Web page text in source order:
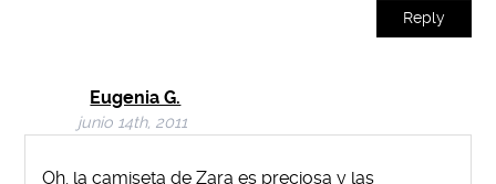
Reply
Eugenia G.
junio 14th, 2011
Oh, la camiseta de Zara es preciosa y las